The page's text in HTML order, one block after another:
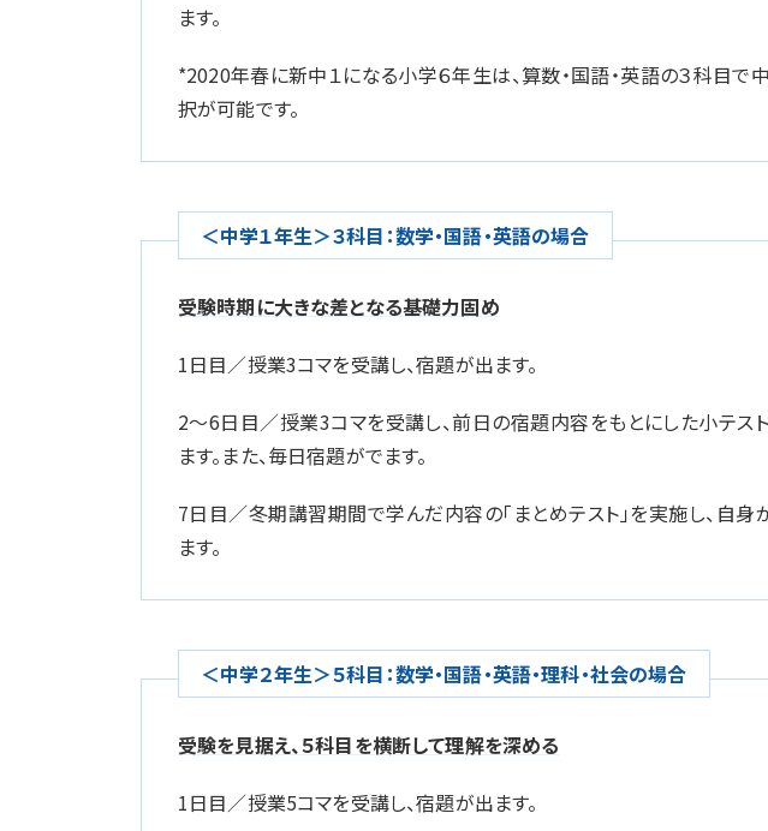
ます。
*2020年春に新中１になる小学６年生は、算数・国語・英語の３科目
択が可能です。
＜中学１年生＞３科目：数学・国語・英語の場合
受験時期に大きな差となる基礎力固め
1日目／授業3コマを受講し、宿題が出ます。
2～6日目／授業3コマを受講し、前日の宿題内容をもとにした小テス
ます。また、毎日宿題がでます。
7日目／冬期講習期間で学んだ内容の「まとめテスト」を実施し、自
ます。
＜中学２年生＞５科目：数学・国語・英語・理科・社会の場合
受験を見据え、５科目を横断して理解を深める
1日目／授業5コマを受講し、宿題が出ます。